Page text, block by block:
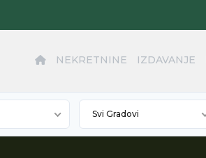
NEKRETNINE IZDAVANJE
Svi Gradovi